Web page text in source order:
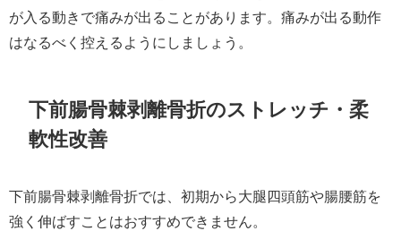
が入る動きで痛みが出ることがあります。痛みが出る動作
はなるべく控えるようにしましょう。
下前腸骨棘剥離骨折のストレッチ・柔
軟性改善
下前腸骨棘剥離骨折では、初期から大腿四頭筋や腸腰筋を
強く伸ばすことはおすすめできません。